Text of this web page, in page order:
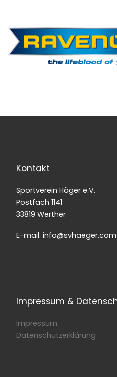
Kontakt
Sportverein Häger e.V.
Postfach 1141
33819 Werther
E-mail: info@svhaeger.com
Impressum &
Impressum
Datenschutzerklärung